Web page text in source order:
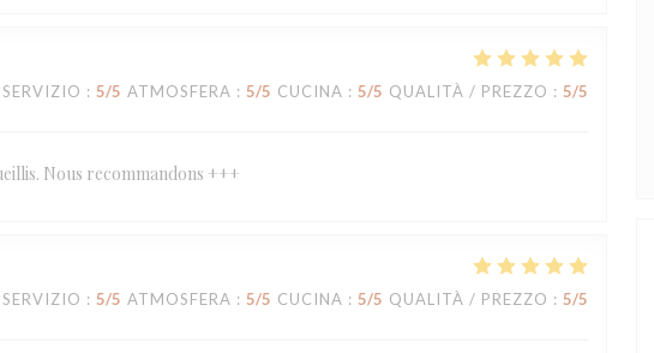
SERVIZIO : 5/5 ATMOSFERA : 5/5 CUCINA : 5/5 QUALITÀ / PREZZO : 5/5
Nous recommandons +++
SERVIZIO : 5/5 ATMOSFERA : 5/5 CUCINA : 5/5 QUALITÀ / PREZZO : 5/5